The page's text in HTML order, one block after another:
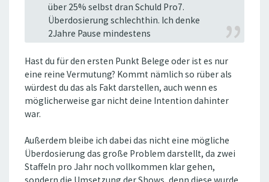
über 25% selbst dran Schuld Pro7.
Überdosierung schlechthin. Ich denke
2Jahre Pause mindestens
Hast du für den ersten Punkt Belege oder ist es nur
eine reine Vermutung? Kommt nämlich so rüber als
würdest du das als Fakt darstellen, auch wenn es
möglicherweise gar nicht deine Intention dahinter
war.
Außerdem bleibe ich dabei das nicht eine mögliche
Überdosierung das große Problem darstellt, da zwei
Staffeln pro Jahr noch vollkommen klar gehen,